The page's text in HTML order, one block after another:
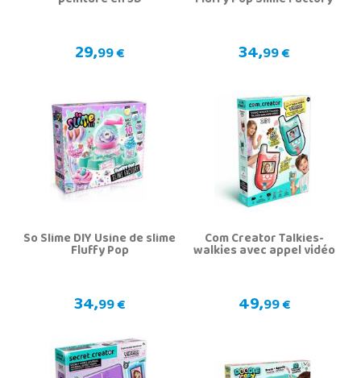
29,99 € 34,99 €
So Slime DIY Usine de slime
Fluffy Pop
34,99 €
Com Creator Talkies-
walkies avec appel vidéo
49,99 €